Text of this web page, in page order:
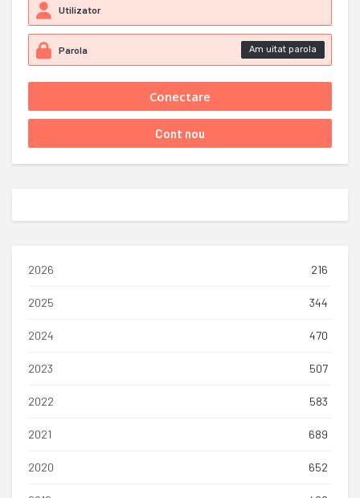
Am uitat parola
2026 216
2025 344
2024 470
2023 507
2022 583
2021 689
2020 652